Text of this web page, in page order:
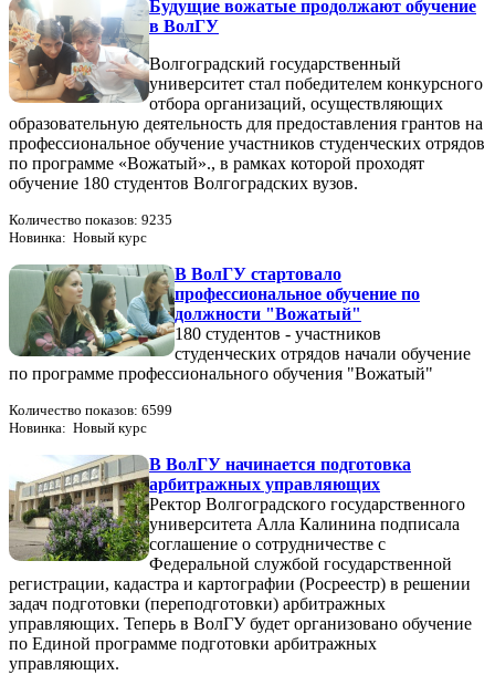
Будущие вожатые продолжают обучение
в ВолГУ
Волгоградский государственный
университет стал победителем конкурсного
отбора организаций, осуществляющих
образовательную деятельность для предоставления грантов на
профессиональное обучение участников студенческих отрядов
по программе «Вожатый»., в рамках которой проходят
обучение 180 студентов Волгоградских вузов.
Количество показов: 9235
Новинка: Новый курс
В ВолГУ стартовало
профессиональное обучение по
должности "Вожатый"
180 студентов - участников
студенческих отрядов начали обучение
по программе профессионального обучения "Вожатый"
Количество показов: 6599
Новинка: Новый курс
В ВолГУ начинается подготовка
арбитражных управляющих
Ректор Волгоградского государственного
университета Алла Калинина подписала
соглашение о сотрудничестве с
Федеральной службой государственной
регистрации, кадастра и картографии (Росреестр) в решении
задач подготовки (переподготовки) арбитражных
управляющих. Теперь в ВолГУ будет организовано обучение
по Единой программе подготовки арбитражных
управляющих.